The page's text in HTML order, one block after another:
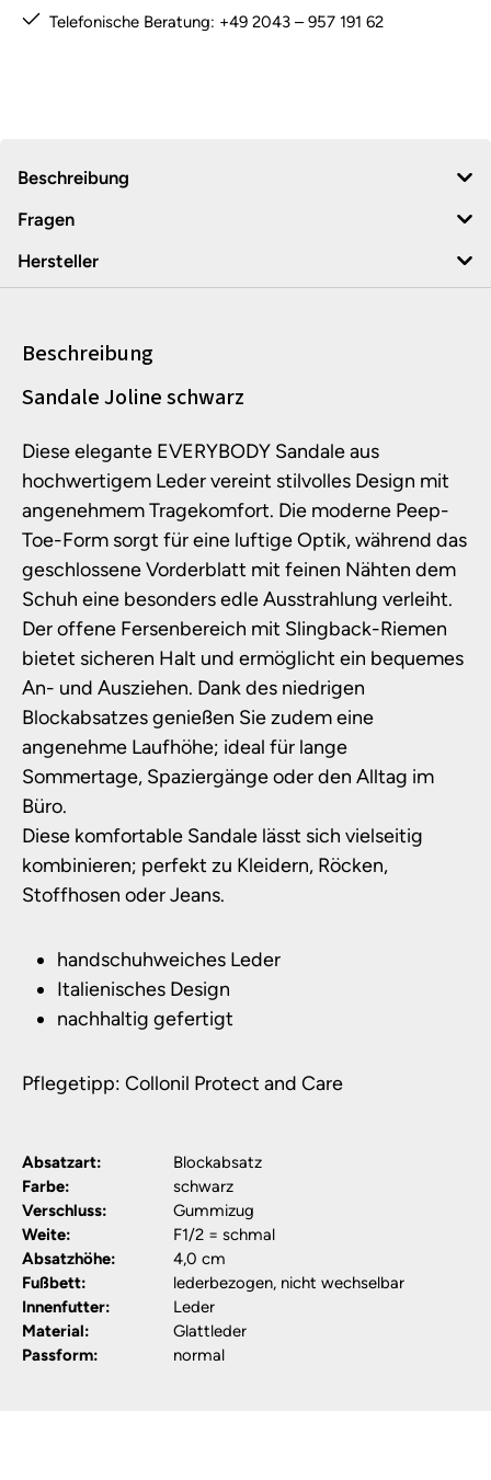
Telefonische Beratung: +49 2043 – 957 191 62
Beschreibung
Fragen
Hersteller
Beschreibung
Produktinformationen
Sandale Joline schwarz
Diese elegante EVERYBODY Sandale aus
hochwertigem Leder vereint stilvolles Design mit
angenehmem Tragekomfort. Die moderne Peep-
Toe-Form sorgt für eine luftige Optik, während das
geschlossene Vorderblatt mit feinen Nähten dem
Schuh eine besonders edle Ausstrahlung verleiht.
Der offene Fersenbereich mit Slingback-Riemen
bietet sicheren Halt und ermöglicht ein bequemes
An- und Ausziehen. Dank des niedrigen
Blockabsatzes genießen Sie zudem eine
angenehme Laufhöhe; ideal für lange
Sommertage, Spaziergänge oder den Alltag im
Büro.
Diese komfortable Sandale lässt sich vielseitig
kombinieren; perfekt zu Kleidern, Röcken,
Stoffhosen oder Jeans.
handschuhweiches Leder
Italienisches Design
nachhaltig gefertigt
Pflegetipp: Collonil Protect and Care
Absatzart:
Blockabsatz
Farbe:
schwarz
Verschluss:
Gummizug
Weite:
F1/2 = schmal
Absatzhöhe:
4,0 cm
Fußbett:
lederbezogen, nicht wechselbar
Innenfutter:
Leder
Material:
Glattleder
Passform:
normal